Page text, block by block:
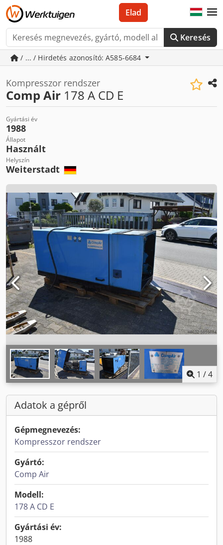
Keresés
Elad
/ ... / Hirdetés azonosító: A585-6684
Kompresszor rendszer
Comp Air 178 A CD E
Gyártási év
1988
Állapot
Használt
Helyszín
Weiterstadt
1 /4
Adatok a gépről
Gépmegnevezés:
Kompresszor rendszer
Gyártó:
Comp Air
Modell:
178 A CD E
Gyártási év:
1988